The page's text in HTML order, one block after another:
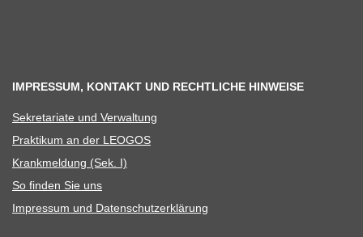
IMPRESSUM, KONTAKT UND RECHTLICHE HINWEISE
Sekre­ta­riate und Verwaltung
Prak­ti­kum an der LEOGOS
Krank­mel­dung (Sek. I)
So fin­den Sie uns
Impres­sum und Datenschutzerklärung